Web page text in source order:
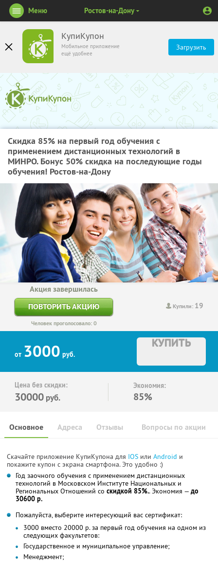
КупиКупон
Мобильное приложение
ещё удобнее
Загрузить
Меню Ростов-на-Дону
Скидка 85% на первый год обучения с
применением дистанционных технологий в
МИНРО. Бонус 50% скидка на последующие годы
обучения! Ростов-на-Дону
Купили: 19
Акция завершилась
ПОВТОРИТЬ АКЦИЮ
Человек проголосовало: 0
от 3000 руб.
КУПИТЬ
Цена без скидки:
30000 руб.
Экономия:
85%
Основное Отзывы Вопросы по акции
Адреса
Скачайте приложение КупиКупона для IOS или Android и
покажите купон с экрана смартфона. Это удобно :)
Год заочного обучения с применением дистанционных
технологий в Московском Институте Национальных и
Региональных Отношений со скидкой 85%.. Экономия — до
30600 р.
Пожалуйста, выберите интересующий вас сертификат:
3000 вместо 20000 р. за первый год обучения на одном из
следующих факультетов:
Государственное и муниципальное управление;
Менеджмент;